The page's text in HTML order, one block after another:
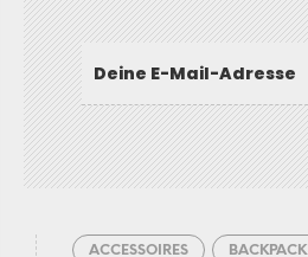
ACCESSOIRES BACKPACK